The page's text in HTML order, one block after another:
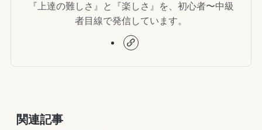
『上達の難しさ』と『楽しさ』を、初心者〜中級
者目線で発信しています。
関連記事